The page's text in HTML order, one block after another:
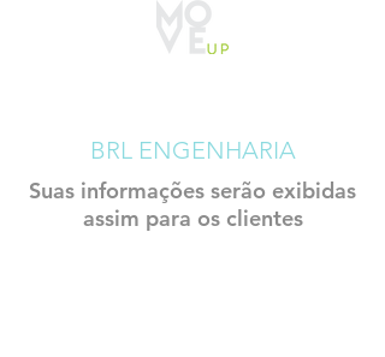
BRL ENGENHARIA
Suas informações serão exibidas
assim para os clientes